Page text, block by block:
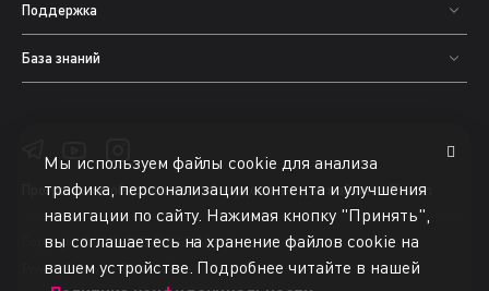
Поддержка
База знаний
Программное обеспечениеи оборудование для майнинга Bitcoin
Copyright © 2015-2025 BiXBiT. All rights reserved.
Privacy Policy
Terms of Use
Мы используем файлы cookie для анализа
трафика, персонализации контента и улучшения
навигации по сайту. Нажимая кнопку "Принять",
вы соглашаетесь на хранение файлов cookie на
вашем устройстве. Подробнее читайте в нашей